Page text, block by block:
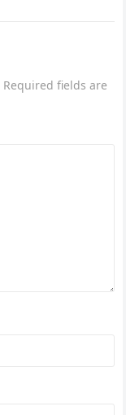
Required fields are